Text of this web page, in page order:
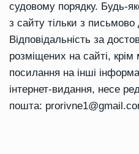
судовому порядку. Будь-
з сайту тільки з письмово
Відповідальність за
розміщених на сайті, крім
посилання на інші
інтернет-видання, несе
пошта: